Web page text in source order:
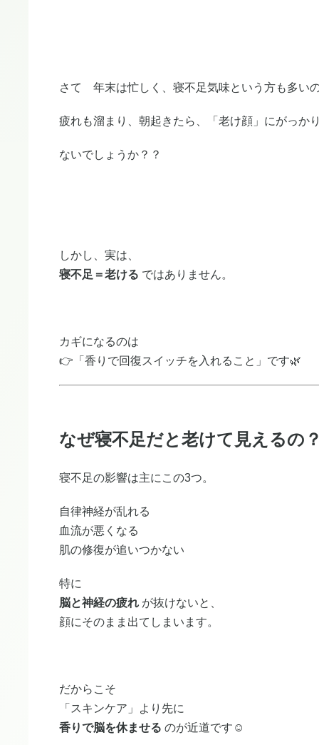
さて 年末は忙しく、寝不足気味という方も多い
疲れも溜まり、朝起きたら、「老け顔」にがっか
ないでしょうか？？
しかし、実は、
寝不足＝老ける ではありません。
カギになるのは
👉「香りで回復スイッチを入れること」です🌿
なぜ寝不足だと老けて見えるの？
寝不足の影響は主にこの3つ。
自律神経が乱れる
血流が悪くなる
肌の修復が追いつかない
特に
脳と神経の疲れ が抜けないと、
顔にそのまま出てしまいます。
だからこそ
「スキンケア」より先に
香りで脳を休ませる のが近道です☺️